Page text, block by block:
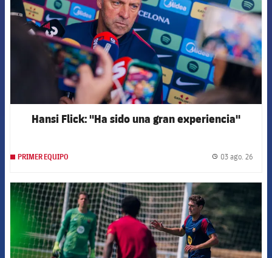
Hansi Flick: "Ha sido una gran experiencia"
PRIMER EQUIPO 03 ago. 26
FCB Barcelona badge